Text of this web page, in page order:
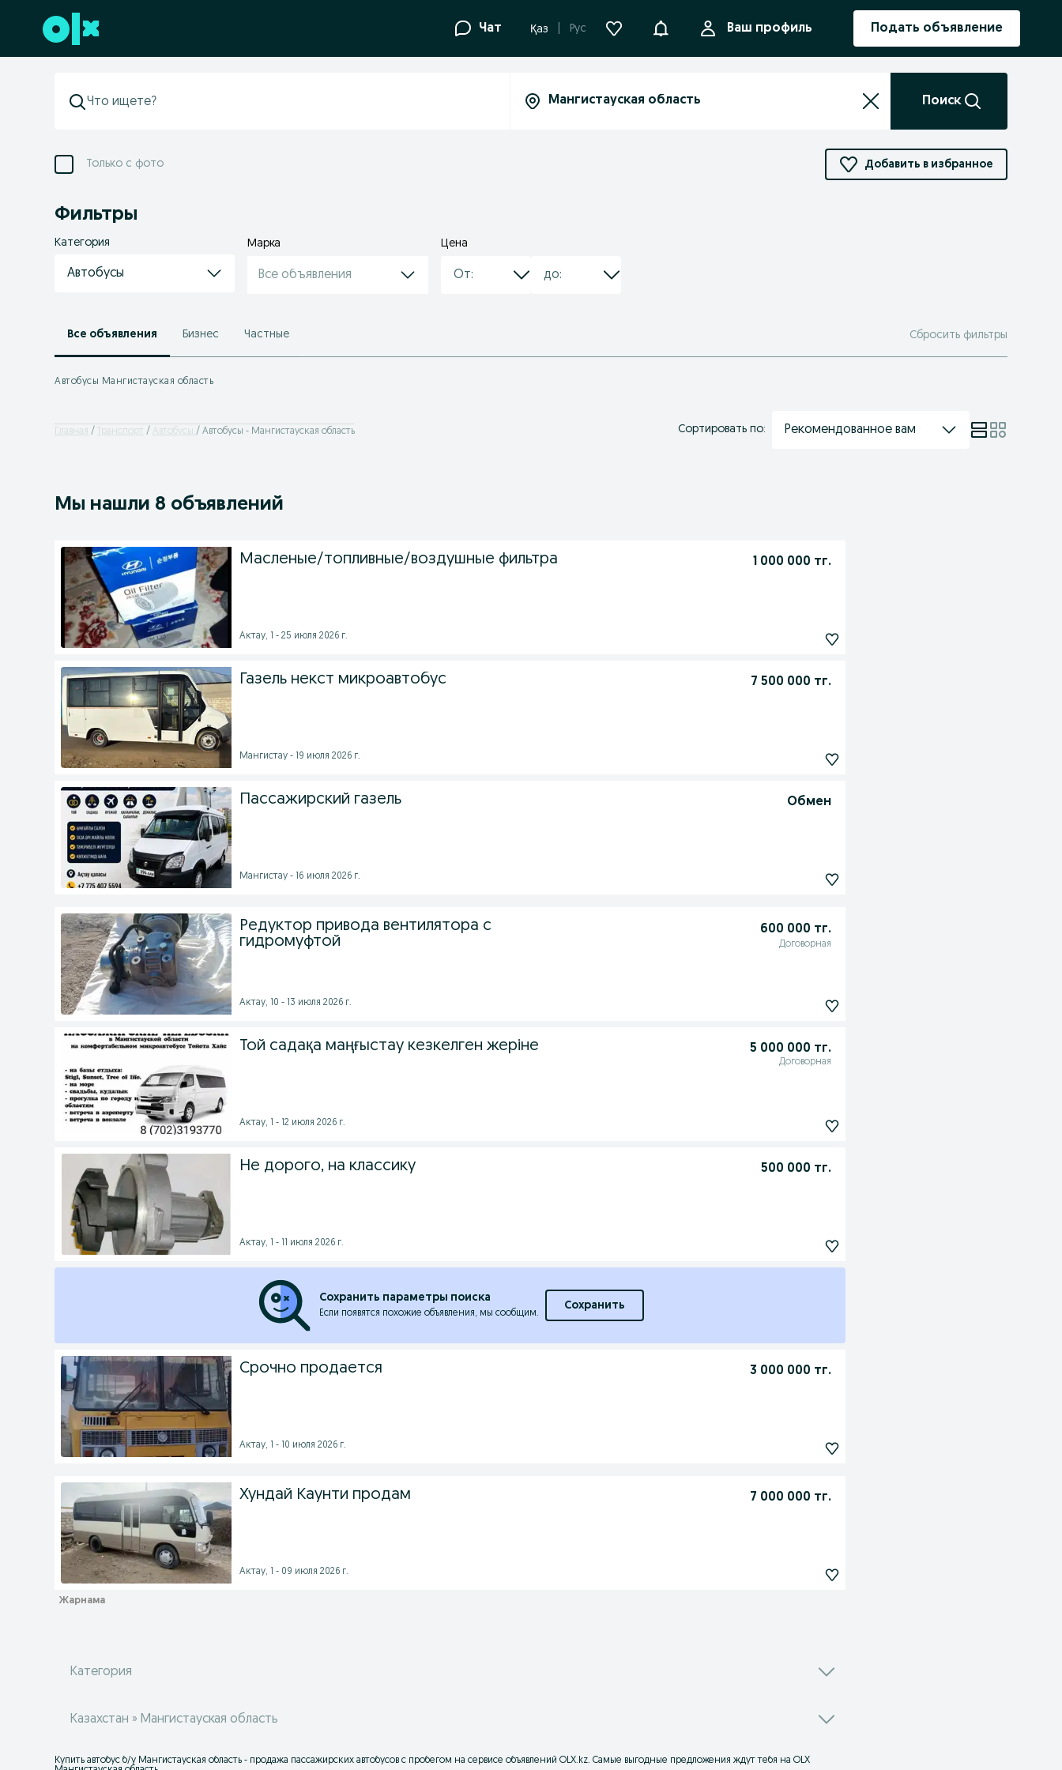
Перейти к нижнему колонтитулу Чат Қаз Рус УведомленияВаш профиль Подать объявление
Поиск
Только с фото Добавить в избранное
Фильтры
Категория
Автобусы
Марка
Все объявления
Цена
Все объявления Бизнес Частные Сбросить фильтры
Автобусы Мангистауская область
Главная Транспорт Автобусы Автобусы - Мангистауская область Сортировать по: Рекомендованное вам
Мы нашли 8 объявлений
Масленые/топливные/воздушные фильтра 1 000 000 тг.
Актау, 1 - 25 июля 2026 г.
Газель некст микроавтобус 7 500 000 тг.
Мангистау - 19 июля 2026 г.
Пассажирский газель Обмен
Мангистау - 16 июля 2026 г.
Редуктор привода вентилятора с
гидромуфтой
600 000 тг.
Договорная
Актау, 10 - 13 июля 2026 г.
Той садақа маңғыстау кезкелген жеріне 5 000 000 тг.
Договорная
Актау, 1 - 12 июля 2026 г.
Не дорого, на классику 500 000 тг.
Актау, 1 - 11 июля 2026 г.
Сохранить параметры поиска
Если появятся похожие объявления, мы сообщим.
Сохранить
Срочно продается 3 000 000 тг.
Актау, 1 - 10 июля 2026 г.
Хундай Каунти продам 7 000 000 тг.
Актау, 1 - 09 июля 2026 г.
Категория
Казахстан » Мангистауская область
Купить автобус б/у Мангистауская область - продажа пассажирских автобусов с пробегом на сервисе объявлений OLX.kz. Самые выгодные предложения ждут тебя на OLX